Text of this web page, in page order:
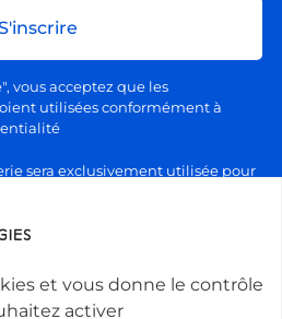
et vous donne le contrôle
activer
vous acceptez que les
utilisées conformément à
sera exclusivement utilisée pour
conformément à notre
et de traitement des données
désabonner à tout moment en
cet effet dans chaque newsletter.